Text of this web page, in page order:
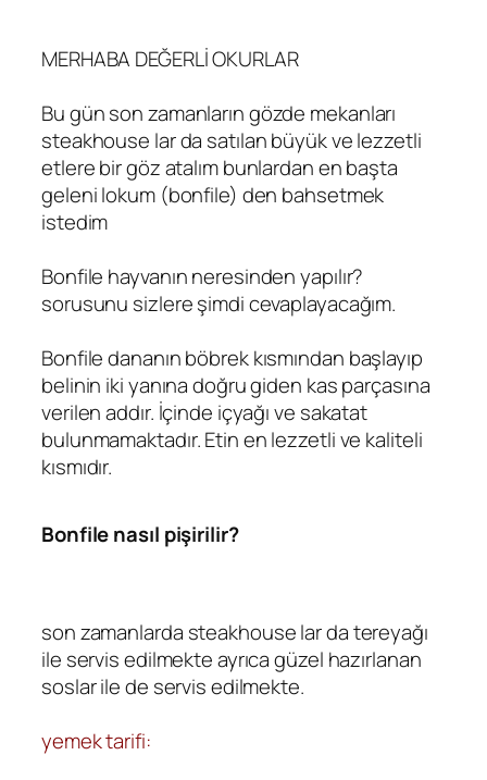
MERHABA DEĞERLİ OKURLAR
Bu gün son zamanların gözde mekanları
steakhouse lar da satılan büyük ve lezzetli
etlere bir göz atalım bunlardan en başta
geleni lokum (bonfile) den bahsetmek
istedim
Bonfile hayvanın neresinden yapılır?
sorusunu sizlere şimdi cevaplayacağım.
Bonfile dananın böbrek kısmından başlayıp
belinin iki yanına doğru giden kas parçasına
verilen addır. İçinde içyağı ve sakatat
bulunmamaktadır. Etin en lezzetli ve kaliteli
kısmıdır.
Bonfile nasıl pişirilir?
son zamanlarda steakhouse lar da tereyağı
ile servis edilmekte ayrıca güzel hazırlanan
soslar ile de servis edilmekte.
yemek tarifi: